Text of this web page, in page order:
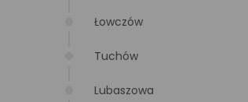
Łowczów
Tuchów
Lubaszowa